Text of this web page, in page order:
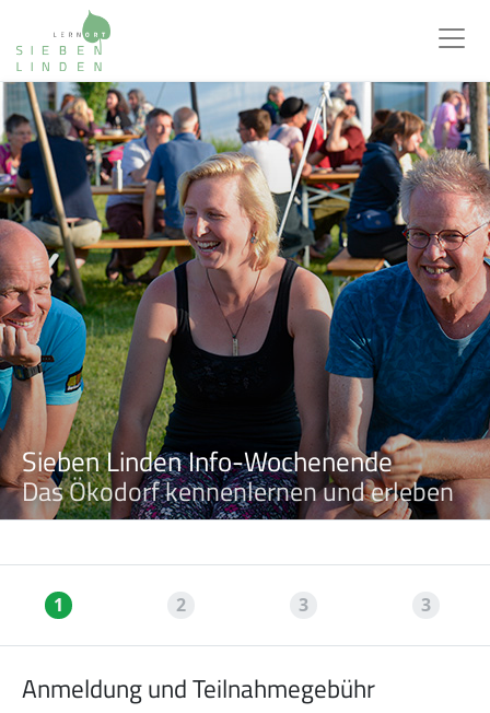
Sieben Linden Info-Wochenende
Das Ökodorf kennenlernen und erleben
1 2 3 3
Anmeldung und Teilnahmegebühr